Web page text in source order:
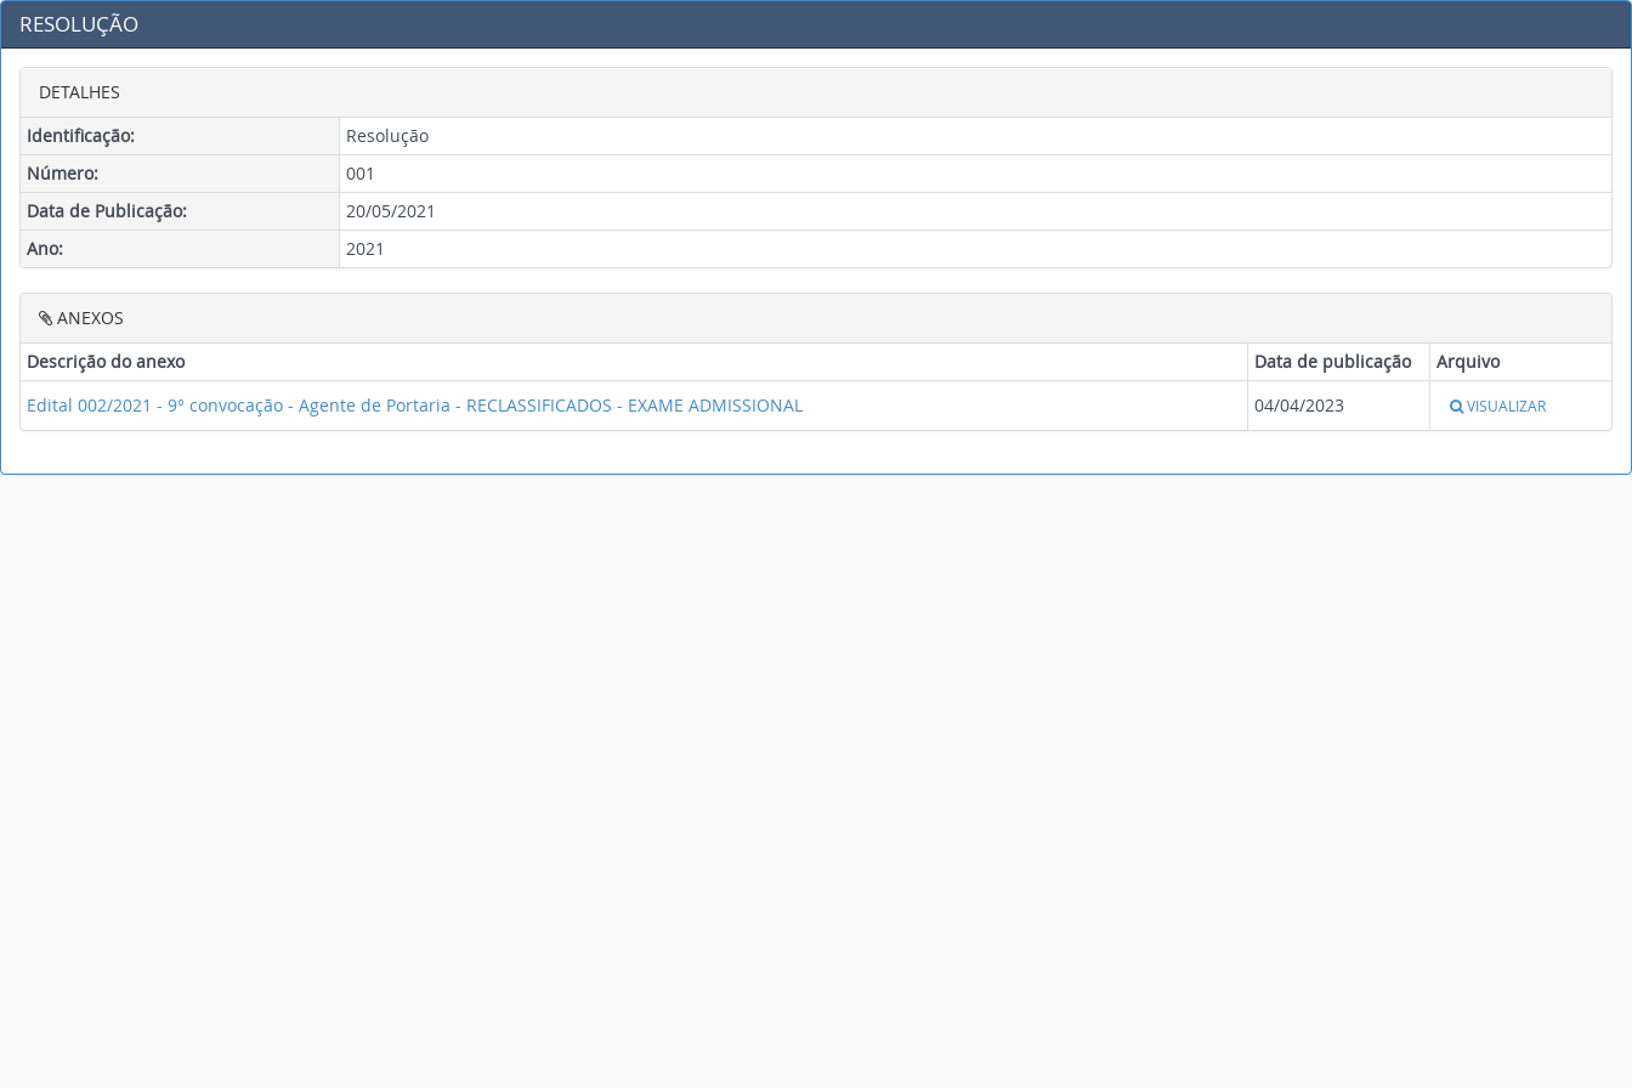
RESOLUÇÃO
DETALHES
Identificação:
Resolução
Número:
001
Data de Publicação:
20/05/2021
Ano:
2021
ANEXOS
Descrição do anexo
Data de publicação
Arquivo
Edital 002/2021 - 9° convocação - Agente de Portaria - RECLASSIFICADOS - EXAME ADMISSIONAL
04/04/2023 VISUALIZAR